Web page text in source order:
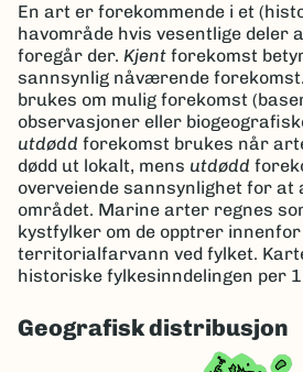
En art er forekommende i et
havområde hvis vesentlige deler
foregår der. Kjent forekomst
sannsynlig nåværende
brukes om mulig forekomst
observasjoner eller
utdødd forekomst brukes når
dødd ut lokalt, mens utdødd
overveiende sannsynlighet for at
området. Marine arter regnes
kystfylker om de opptrer
territorialfarvann ved fylket.
historiske fylkesinndelingen per
Geografisk distribusjon